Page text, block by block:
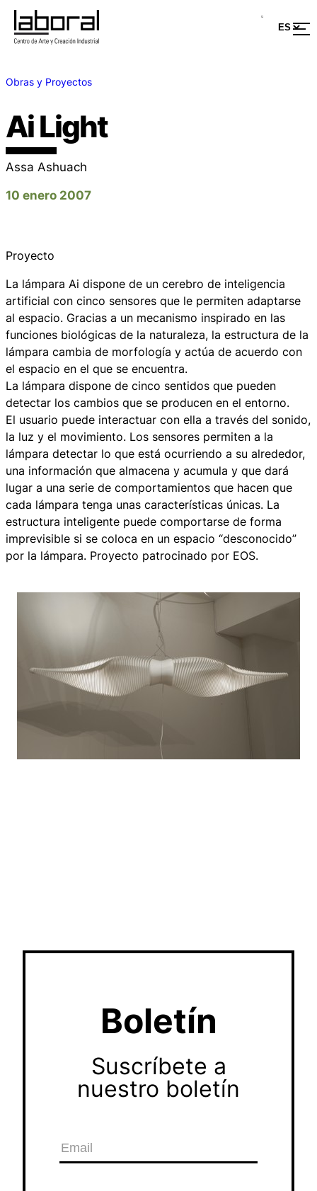
Obras y Proyectos
Ai Light
Assa Ashuach
10 enero 2007
Proyecto
La lámpara Ai dispone de un cerebro de inteligencia
artificial con cinco sensores que le permiten adaptarse
al espacio. Gracias a un mecanismo inspirado en las
funciones biológicas de la naturaleza, la estructura de la
lámpara cambia de morfología y actúa de acuerdo con
el espacio en el que se encuentra.
La lámpara dispone de cinco sentidos que pueden
detectar los cambios que se producen en el entorno.
El usuario puede interactuar con ella a través del sonido,
la luz y el movimiento. Los sensores permiten a la
lámpara detectar lo que está ocurriendo a su alrededor,
una información que almacena y acumula y que dará
lugar a una serie de comportamientos que hacen que
cada lámpara tenga unas características únicas. La
estructura inteligente puede comportarse de forma
imprevisible si se coloca en un espacio “desconocido”
por la lámpara. Proyecto patrocinado por EOS.
Boletín
Suscríbete a
nuestro boletín